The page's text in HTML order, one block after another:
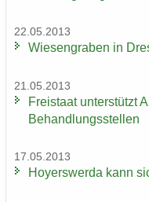
22.05.2013
Wie­sen­gra­ben in
21.05.2013
Frei­staat un­ter­stützt
Be­hand­lungs­stel­len
17.05.2013
Ho­yers­wer­da kann